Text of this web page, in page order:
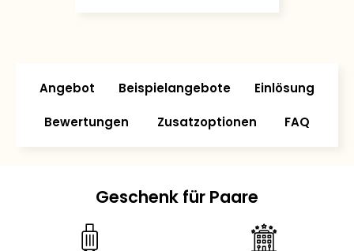
Angebot Beispielangebote Einlösung
Bewertungen Zusatzoptionen FAQ
Geschenk für Paare